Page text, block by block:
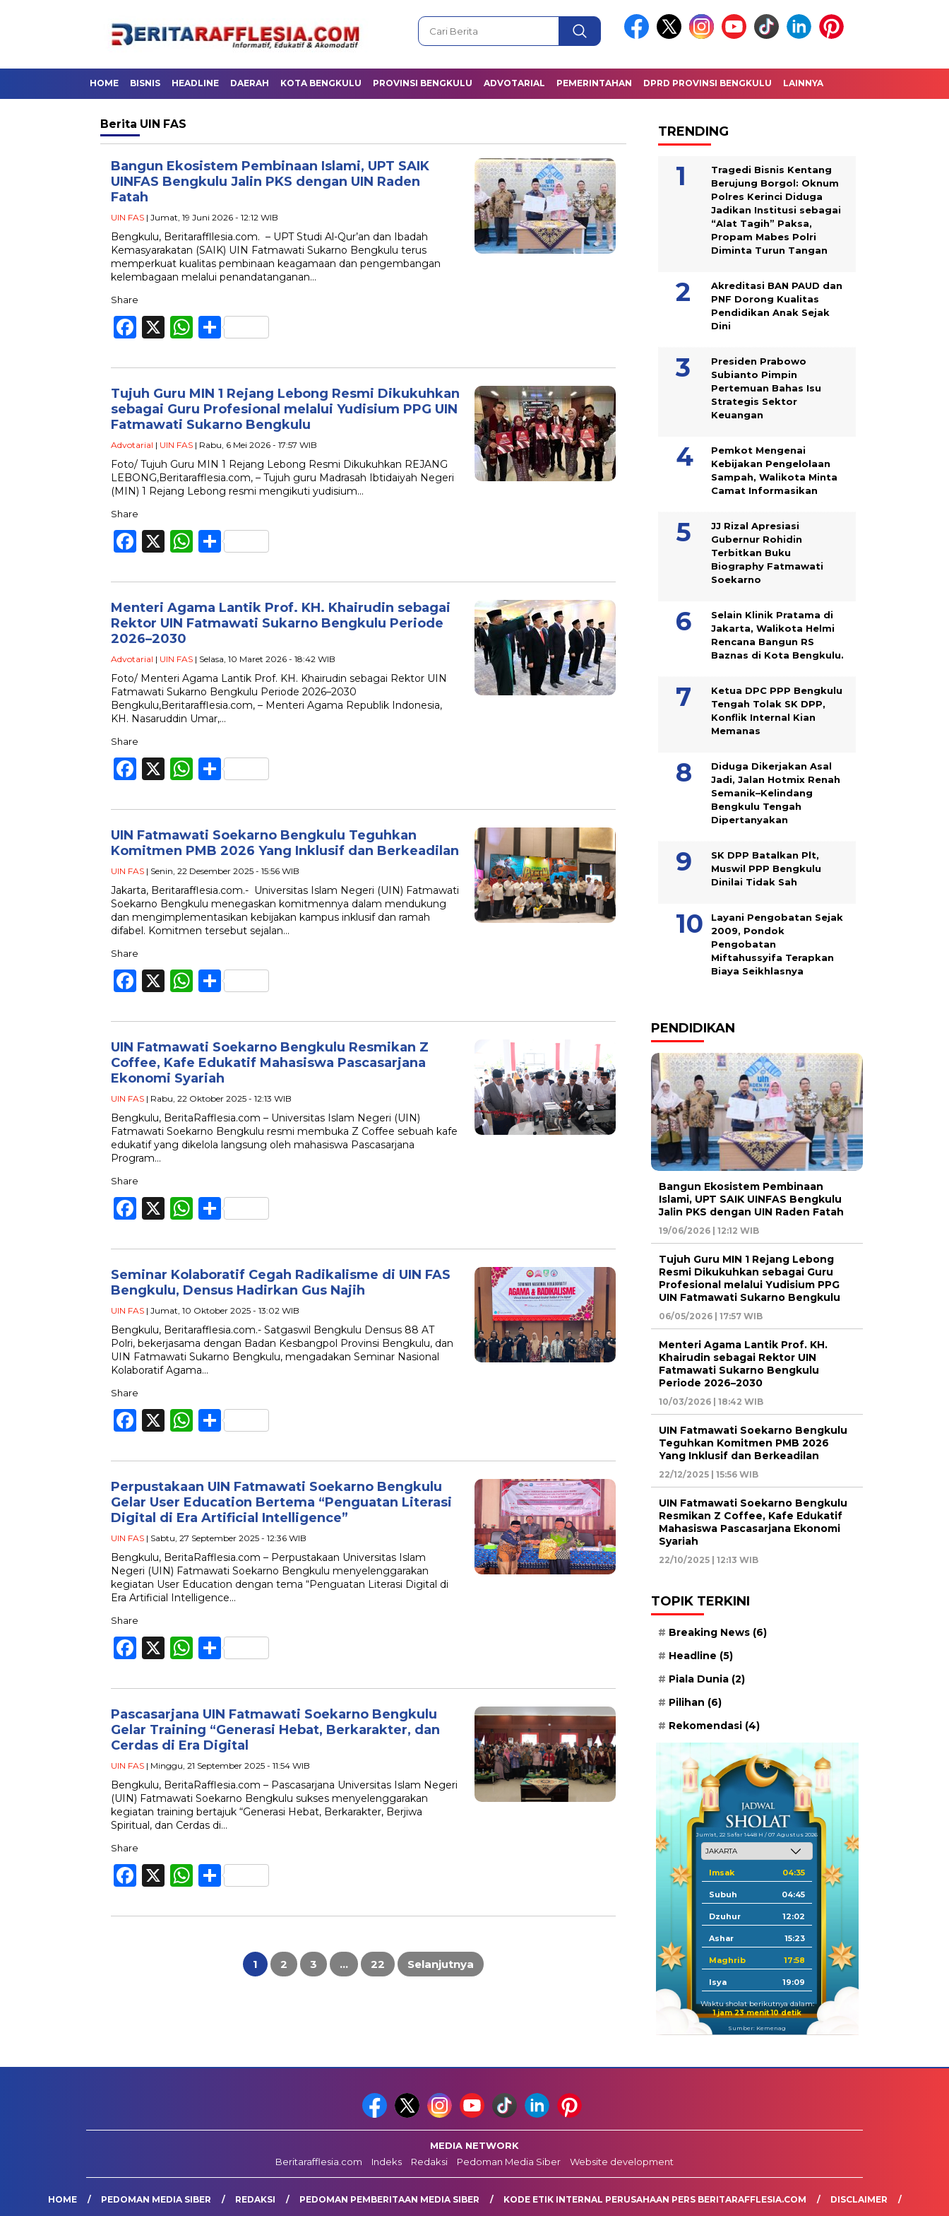
HOME BISNIS HEADLINE DAERAH KOTA BENGKULU PROVINSI BENGKULU ADVOTARIAL PEMERINTAHAN DPRD PROVINSI BENGKULU LAINNYA
Berita UIN FAS
Bangun Ekosistem Pembinaan Islami, UPT SAIK
UINFAS Bengkulu Jalin PKS dengan UIN Raden
Fatah
UIN FAS | Jumat, 19 Juni 2026 - 12:12 WIB
Bengkulu, Beritaraffllesia.com. – UPT Studi Al-Qur’an dan Ibadah
Kemasyarakatan (SAIK) UIN Fatmawati Sukarno Bengkulu terus
memperkuat kualitas pembinaan keagamaan dan pengembangan
kelembagaan melalui penandatanganan…
Share
Facebook
X WhatsApp
Share
Tujuh Guru MIN 1 Rejang Lebong Resmi Dikukuhkan
sebagai Guru Profesional melalui Yudisium PPG UIN
Fatmawati Sukarno Bengkulu
Advotarial | UIN FAS | Rabu, 6 Mei 2026 - 17:57 WIB
Foto/ Tujuh Guru MIN 1 Rejang Lebong Resmi Dikukuhkan REJANG
LEBONG,Beritarafflesia.com, – Tujuh guru Madrasah Ibtidaiyah Negeri
(MIN) 1 Rejang Lebong resmi mengikuti yudisium…
Share
Facebook
X WhatsApp
Share
Menteri Agama Lantik Prof. KH. Khairudin sebagai
Rektor UIN Fatmawati Sukarno Bengkulu Periode
2026–2030
Advotarial | UIN FAS | Selasa, 10 Maret 2026 - 18:42 WIB
Foto/ Menteri Agama Lantik Prof. KH. Khairudin sebagai Rektor UIN
Fatmawati Sukarno Bengkulu Periode 2026–2030
Bengkulu,Beritarafflesia.com, – Menteri Agama Republik Indonesia,
KH. Nasaruddin Umar,…
Share
Facebook
X WhatsApp
Share
UIN Fatmawati Soekarno Bengkulu Teguhkan
Komitmen PMB 2026 Yang Inklusif dan Berkeadilan
UIN FAS | Senin, 22 Desember 2025 - 15:56 WIB
Jakarta, Beritarafflesia.com.- Universitas Islam Negeri (UIN) Fatmawati
Soekarno Bengkulu menegaskan komitmennya dalam mendukung
dan mengimplementasikan kebijakan kampus inklusif dan ramah
difabel. Komitmen tersebut sejalan…
Share
Facebook
X WhatsApp
Share
UIN Fatmawati Soekarno Bengkulu Resmikan Z
Coffee, Kafe Edukatif Mahasiswa Pascasarjana
Ekonomi Syariah
UIN FAS | Rabu, 22 Oktober 2025 - 12:13 WIB
Bengkulu, BeritaRafflesia.com – Universitas Islam Negeri (UIN)
Fatmawati Soekarno Bengkulu resmi membuka Z Coffee sebuah kafe
edukatif yang dikelola langsung oleh mahasiswa Pascasarjana
Program…
Share
Facebook
X WhatsApp
Share
Seminar Kolaboratif Cegah Radikalisme di UIN FAS
Bengkulu, Densus Hadirkan Gus Najih
UIN FAS | Jumat, 10 Oktober 2025 - 13:02 WIB
Bengkulu, Beritarafflesia.com.- Satgaswil Bengkulu Densus 88 AT
Polri, bekerjasama dengan Badan Kesbangpol Provinsi Bengkulu, dan
UIN Fatmawati Sukarno Bengkulu, mengadakan Seminar Nasional
Kolaboratif Agama…
Share
Facebook
X WhatsApp
Share
Perpustakaan UIN Fatmawati Soekarno Bengkulu
Gelar User Education Bertema “Penguatan Literasi
Digital di Era Artificial Intelligence”
UIN FAS | Sabtu, 27 September 2025 - 12:36 WIB
Bengkulu, BeritaRafflesia.com – Perpustakaan Universitas Islam
Negeri (UIN) Fatmawati Soekarno Bengkulu menyelenggarakan
kegiatan User Education dengan tema “Penguatan Literasi Digital di
Era Artificial Intelligence…
Share
Facebook
X WhatsApp
Share
Pascasarjana UIN Fatmawati Soekarno Bengkulu
Gelar Training “Generasi Hebat, Berkarakter, dan
Cerdas di Era Digital
UIN FAS | Minggu, 21 September 2025 - 11:54 WIB
Bengkulu, BeritaRafflesia.com – Pascasarjana Universitas Islam Negeri
(UIN) Fatmawati Soekarno Bengkulu sukses menyelenggarakan
kegiatan training bertajuk “Generasi Hebat, Berkarakter, Berjiwa
Spiritual, dan Cerdas di…
Share
Facebook
X WhatsApp
Share
1 2 3 … 22 Selanjutnya
TRENDING
Tragedi Bisnis Kentang
Berujung Borgol: Oknum
Polres Kerinci Diduga
Jadikan Institusi sebagai
“Alat Tagih” Paksa,
Propam Mabes Polri
Diminta Turun Tangan
Akreditasi BAN PAUD dan
PNF Dorong Kualitas
Pendidikan Anak Sejak
Dini
Presiden Prabowo
Subianto Pimpin
Pertemuan Bahas Isu
Strategis Sektor
Keuangan
Pemkot Mengenai
Kebijakan Pengelolaan
Sampah, Walikota Minta
Camat Informasikan
JJ Rizal Apresiasi
Gubernur Rohidin
Terbitkan Buku
Biography Fatmawati
Soekarno
Selain Klinik Pratama di
Jakarta, Walikota Helmi
Rencana Bangun RS
Baznas di Kota Bengkulu.
Ketua DPC PPP Bengkulu
Tengah Tolak SK DPP,
Konflik Internal Kian
Memanas
Diduga Dikerjakan Asal
Jadi, Jalan Hotmix Renah
Semanik–Kelindang
Bengkulu Tengah
Dipertanyakan
SK DPP Batalkan Plt,
Muswil PPP Bengkulu
Dinilai Tidak Sah
Layani Pengobatan Sejak
2009, Pondok
Pengobatan
Miftahussyifa Terapkan
Biaya Seikhlasnya
PENDIDIKAN
Bangun Ekosistem Pembinaan
Islami, UPT SAIK UINFAS Bengkulu
Jalin PKS dengan UIN Raden Fatah
19/06/2026 | 12:12 WIB
Tujuh Guru MIN 1 Rejang Lebong
Resmi Dikukuhkan sebagai Guru
Profesional melalui Yudisium PPG
UIN Fatmawati Sukarno Bengkulu
06/05/2026 | 17:57 WIB
Menteri Agama Lantik Prof. KH.
Khairudin sebagai Rektor UIN
Fatmawati Sukarno Bengkulu
Periode 2026–2030
10/03/2026 | 18:42 WIB
UIN Fatmawati Soekarno Bengkulu
Teguhkan Komitmen PMB 2026
Yang Inklusif dan Berkeadilan
22/12/2025 | 15:56 WIB
UIN Fatmawati Soekarno Bengkulu
Resmikan Z Coffee, Kafe Edukatif
Mahasiswa Pascasarjana Ekonomi
Syariah
22/10/2025 | 12:13 WIB
TOPIK TERKINI
Breaking News (6)
Headline (5)
Piala Dunia (2)
Pilihan (6)
Rekomendasi (4)
Jum'at, 22 Safar 1448 H / 07 Agustus 2026
Imsak 04:35
Subuh 04:45
Dzuhur 12:02
Ashar 15:23
Maghrib 17:58
Isya 19:09
Waktu sholat berikutnya dalam:
1 jam 23 menit 9 detik
Sumber: Kemenag
MEDIA NETWORK
Beritarafflesia.com
Indeks Redaksi Pedoman Media Siber Website development
HOME PEDOMAN MEDIA SIBER REDAKSI PEDOMAN PEMBERITAAN MEDIA SIBER KODE ETIK INTERNAL PERUSAHAAN PERS BERITARAFFLESIA.COM DISCLAIMER